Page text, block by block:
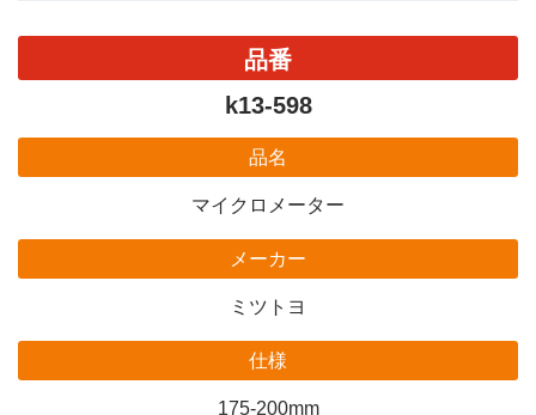
品番
k13-598
品名
マイクロメーター
メーカー
ミツトヨ
仕様
175-200mm